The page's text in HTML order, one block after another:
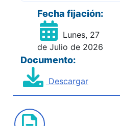
Fecha fijación:
Lunes, 27
de Julio de 2026
Documento:
Descargar